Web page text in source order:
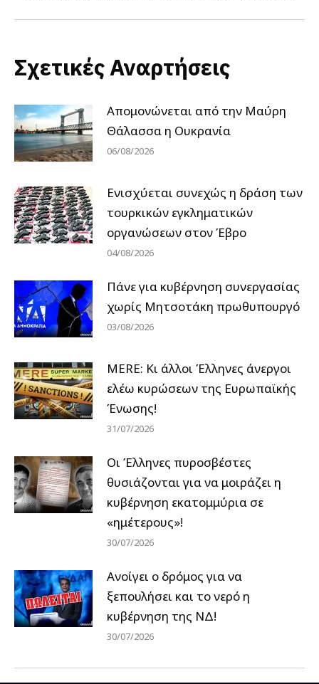
Σχετικές Αναρτήσεις
Απομονώνεται από την Μαύρη
Θάλασσα η Ουκρανία
06/08/2026
Ενισχύεται συνεχώς η δράση των
τουρκικών εγκληματικών
οργανώσεων στον Έβρο
04/08/2026
Πάνε για κυβέρνηση συνεργασίας
χωρίς Μητσοτάκη πρωθυπουργό
03/08/2026
MERE: Κι άλλοι Έλληνες άνεργοι
ελέω κυρώσεων της Ευρωπαϊκής
Ένωσης!
31/07/2026
Οι Έλληνες πυροσβέστες
θυσιάζονται για να μοιράζει η
κυβέρνηση εκατομμύρια σε
«ημέτερους»!
30/07/2026
Ανοίγει ο δρόμος για να
ξεπουλήσει και το νερό η
κυβέρνηση της ΝΔ!
30/07/2026